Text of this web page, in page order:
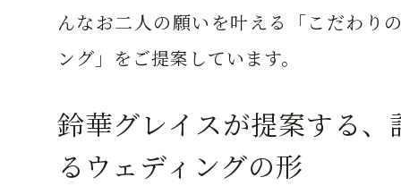
んなお二人の願いを叶える「こだわり
ング」をご提案しています。
鈴華グレイスが提案する、
るウェディングの形